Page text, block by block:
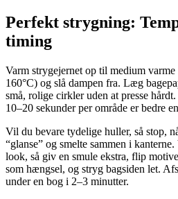
Perfekt strygning:
timing
Varm strygejernet op til medium
160°C) og slå dampen fra. Læg
små, rolige cirkler uden at presse
10–20 sekunder per område er bedre
Vil du bevare tydelige huller, så stop,
“glanse” og smelte sammen i
look, så giv en smule ekstra, flip
som hængsel, og stryg bagsiden let.
under en bog i 2–3 minutter.